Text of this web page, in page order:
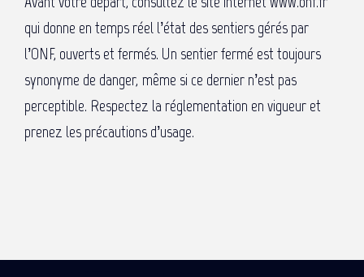
qui donne en temps réel l’état des sentiers gérés par
l’ONF, ouverts et fermés. Un sentier fermé est toujours
synonyme de danger, même si ce dernier n’est pas
perceptible. Respectez la réglementation en vigueur et
prenez les précautions d’usage.